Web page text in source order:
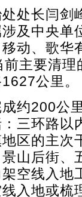
长闫剑
及中央单
动、歌华
主要清理
公里。
200公
三环路以
区的主次
山后街、
空线入地
入地或梳